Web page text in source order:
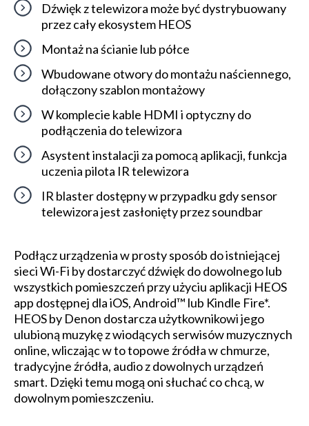
Dźwięk z telewizora może być dystrybuowany
przez cały ekosystem HEOS
Montaż na ścianie lub półce
Wbudowane otwory do montażu naściennego,
dołączony szablon montażowy
W komplecie kable HDMI i optyczny do
podłączenia do telewizora
Asystent instalacji za pomocą aplikacji, funkcja
uczenia pilota IR telewizora
IR blaster dostępny w przypadku gdy sensor
telewizora jest zasłonięty przez soundbar
Podłącz urządzenia w prosty sposób do istniejącej
sieci Wi-Fi by dostarczyć dźwięk do dowolnego lub
wszystkich pomieszczeń przy użyciu aplikacji HEOS
app dostępnej dla iOS, Android™ lub Kindle Fire*.
HEOS by Denon dostarcza użytkownikowi jego
ulubioną muzykę z wiodących serwisów muzycznych
online, wliczając w to topowe źródła w chmurze,
tradycyjne źródła, audio z dowolnych urządzeń
smart. Dzięki temu mogą oni słuchać co chcą, w
dowolnym pomieszczeniu.